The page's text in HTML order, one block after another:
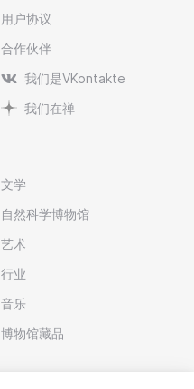
用户协议
合作伙伴
我们是VKontakte
我们在禅
文学
自然科学博物馆
艺术
行业
音乐
博物馆藏品